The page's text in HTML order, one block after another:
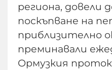
региона, довели
поскъпване на
приблизително
преминавали
Ормузкия